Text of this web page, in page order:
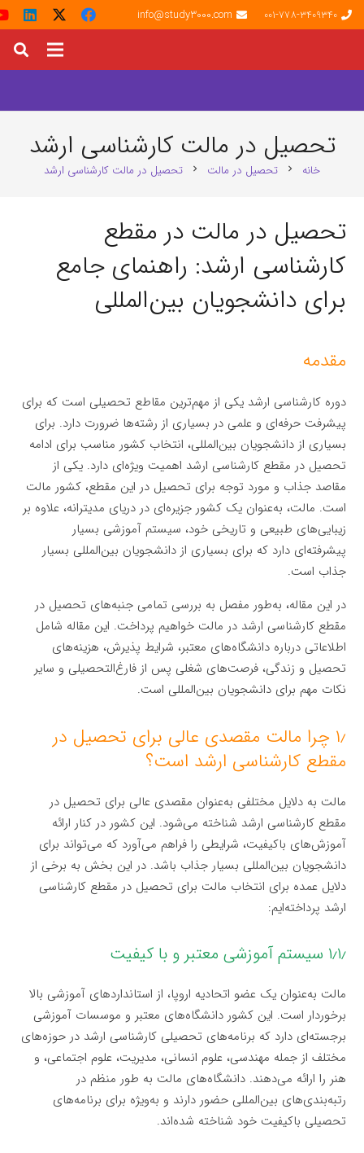
001-778-3409340
info@study3000.com
تحصیل در مالت کارشناسی ارشد
خانه chevron_right تحصیل در مالت chevron_right تحصیل در مالت کارشناسی ارشد
تحصیل در مالت در مقطع
کارشناسی ارشد: راهنمای جامع
برای دانشجویان بین‌المللی
مقدمه
دوره کارشناسی ارشد یکی از مهم‌ترین مقاطع تحصیلی است که برای
پیشرفت حرفه‌ای و علمی در بسیاری از رشته‌ها ضرورت دارد. برای
بسیاری از دانشجویان بین‌المللی، انتخاب کشور مناسب برای ادامه
تحصیل در مقطع کارشناسی ارشد اهمیت ویژه‌ای دارد. یکی از
مقاصد جذاب و مورد توجه برای تحصیل در این مقطع، کشور مالت
است. مالت، به‌عنوان یک کشور جزیره‌ای در دریای مدیترانه، علاوه بر
زیبایی‌های طبیعی و تاریخی خود، سیستم آموزشی بسیار
پیشرفته‌ای دارد که برای بسیاری از دانشجویان بین‌المللی بسیار
جذاب است.
در این مقاله، به‌طور مفصل به بررسی تمامی جنبه‌های تحصیل در
مقطع کارشناسی ارشد در مالت خواهیم پرداخت. این مقاله شامل
اطلاعاتی درباره دانشگاه‌های معتبر، شرایط پذیرش، هزینه‌های
تحصیل و زندگی، فرصت‌های شغلی پس از فارغ‌التحصیلی و سایر
نکات مهم برای دانشجویان بین‌المللی است.
۱٫ چرا مالت مقصدی عالی برای تحصیل در
مقطع کارشناسی ارشد است؟
مالت به دلایل مختلفی به‌عنوان مقصدی عالی برای تحصیل در
مقطع کارشناسی ارشد شناخته می‌شود. این کشور در کنار ارائه
آموزش‌های باکیفیت، شرایطی را فراهم می‌آورد که می‌تواند برای
دانشجویان بین‌المللی بسیار جذاب باشد. در این بخش به برخی از
دلایل عمده برای انتخاب مالت برای تحصیل در مقطع کارشناسی
ارشد پرداخته‌ایم:
۱٫۱٫ سیستم آموزشی معتبر و با کیفیت
مالت به‌عنوان یک عضو اتحادیه اروپا، از استانداردهای آموزشی بالا
برخوردار است. این کشور دانشگاه‌های معتبر و موسسات آموزشی
برجسته‌ای دارد که برنامه‌های تحصیلی کارشناسی ارشد در حوزه‌های
مختلف از جمله مهندسی، علوم انسانی، مدیریت، علوم اجتماعی، و
هنر را ارائه می‌دهند. دانشگاه‌های مالت به طور منظم در
رتبه‌بندی‌های بین‌المللی حضور دارند و به‌ویژه برای برنامه‌های
تحصیلی باکیفیت خود شناخته شده‌اند.